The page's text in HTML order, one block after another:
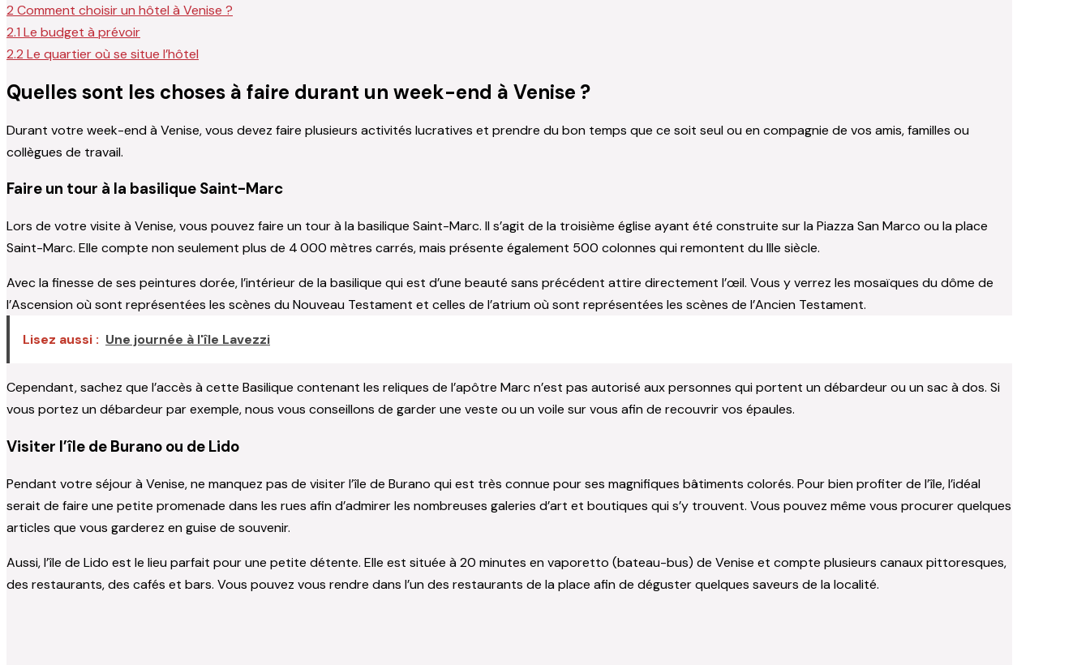
2 Comment choisir un hôtel à Venise ?
2.1 Le budget à prévoir
2.2 Le quartier où se situe l’hôtel
Quelles sont les choses à faire durant un week-end à Venise ?
Durant votre week-end à Venise, vous devez faire plusieurs activités lucratives et prendre du bon temps que ce soit seul ou en compagnie de vos amis, familles ou
collègues de travail.
Faire un tour à la basilique Saint-Marc
Lors de votre visite à Venise, vous pouvez faire un tour à la basilique Saint-Marc. Il s’agit de la troisième église ayant été construite sur la Piazza San Marco ou la place
Saint-Marc. Elle compte non seulement plus de 4 000 mètres carrés, mais présente également 500 colonnes qui remontent du IIIe siècle.
Avec la finesse de ses peintures dorée, l’intérieur de la basilique qui est d’une beauté sans précédent attire directement l’œil. Vous y verrez les mosaïques du dôme de
l’Ascension où sont représentées les scènes du Nouveau Testament et celles de l’atrium où sont représentées les scènes de l’Ancien Testament.
Lisez aussi : Une journée à l'île Lavezzi
Cependant, sachez que l’accès à cette Basilique contenant les reliques de l’apôtre Marc n’est pas autorisé aux personnes qui portent un débardeur ou un sac à dos. Si
vous portez un débardeur par exemple, nous vous conseillons de garder une veste ou un voile sur vous afin de recouvrir vos épaules.
Visiter l’île de Burano ou de Lido
Pendant votre séjour à Venise, ne manquez pas de visiter l’île de Burano qui est très connue pour ses magnifiques bâtiments colorés. Pour bien profiter de l’île, l’idéal
serait de faire une petite promenade dans les rues afin d’admirer les nombreuses galeries d’art et boutiques qui s’y trouvent. Vous pouvez même vous procurer quelques
articles que vous garderez en guise de souvenir.
Aussi, l’île de Lido est le lieu parfait pour une petite détente. Elle est située à 20 minutes en vaporetto (bateau-bus) de Venise et compte plusieurs canaux pittoresques,
des restaurants, des cafés et bars. Vous pouvez vous rendre dans l’un des restaurants de la place afin de déguster quelques saveurs de la localité.